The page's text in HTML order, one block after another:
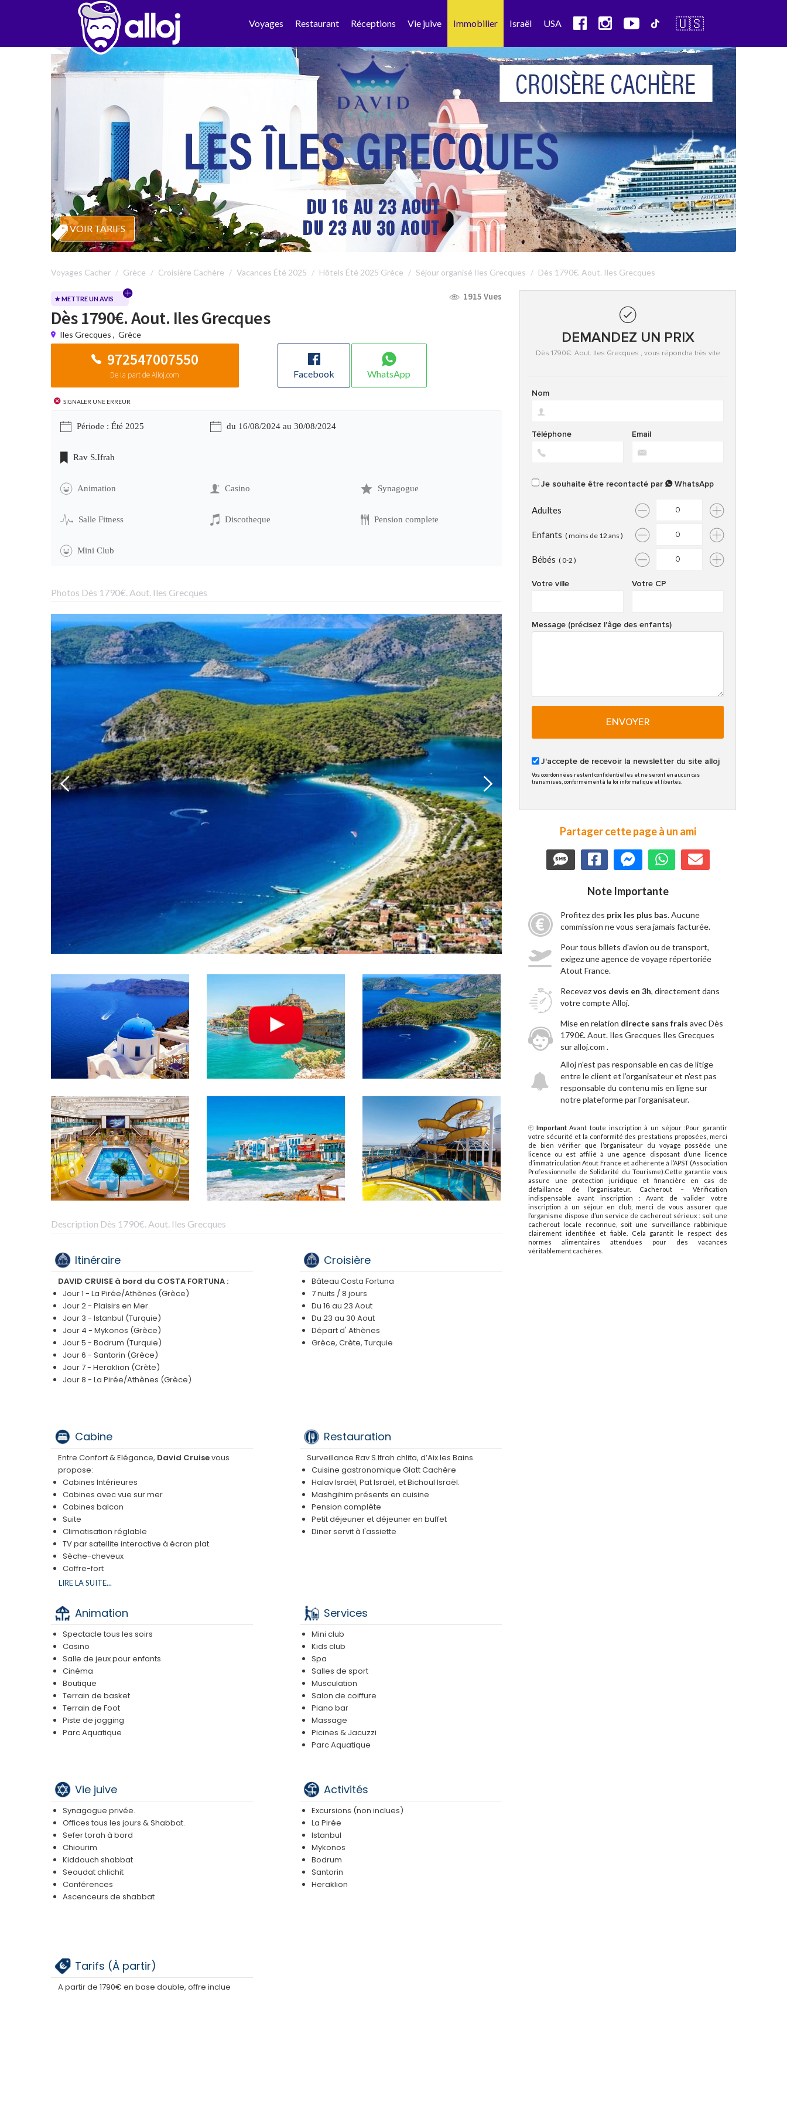
Voyages Restaurant Réceptions Vie juive Immobilier Israël USA 🇺🇸
VOIR TARIFS
Voyages Cacher Grèce Croisière Cachère Vacances Été 2025 Hôtels Été 2025 Grèce Séjour organisé Iles Grecques Dès 1790€. Aout. Iles Grecques
★ METTRE UN AVIS 1915 Vues
Dès 1790€. Aout. Iles Grecques
Iles Grecques , Grèce
972547007550
De la part de Alloj.com Facebook WhatsApp
Signaler une erreur
Période : Été 2025 du 16/08/2024 au 30/08/2024
Rav S.Ifrah
Animation Casino Synagogue
Salle Fitness Discotheque Pension complete
Mini Club
Photos Dès 1790€. Aout. Iles Grecques
Description Dès 1790€. Aout. Iles Grecques
Itinéraire
DAVID CRUISE à bord du COSTA FORTUNA :
Jour 1 - La Pirée/Athènes (Grèce)
Jour 2 - Plaisirs en Mer
Jour 3 - Istanbul (Turquie)
Jour 4 - Mykonos (Grèce)
Jour 5 - Bodrum (Turquie)
Jour 6 - Santorin (Grèce)
Jour 7 - Heraklion (Crète)
Jour 8 - La Pirée/Athènes (Grèce)
Croisière
Bâteau Costa Fortuna
7 nuits / 8 jours
Du 16 au 23 Aout
Du 23 au 30 Aout
Départ d' Athènes
Grèce, Crète, Turquie
Cabine
Entre Confort & Elégance, David Cruisevous
propose:
Cabines Intérieures
Cabines avec vue sur mer
Cabines balcon
Suite
Climatisation réglable
TV par satellite interactive à écran plat
Sèche-cheveux
Coffre-fort
Steward toujours disponible
Mini-bar et room-service 24h/24 (service
payant)
LIRE LA SUITE...
Restauration
Surveillance Rav S.Ifrah chlita, d’Aix les Bains.
Cuisine gastronomique Glatt Cachère
Halav Israël, Pat Israël, et Bichoul Israël.
Mashgihim présents en cuisine
Pension complète
Petit déjeuner et déjeuner en buffet
Diner servit à l'assiette
Animation
Spectacle tous les soirs
Casino
Salle de jeux pour enfants
Cinéma
Boutique
Terrain de basket
Terrain de Foot
Piste de jogging
Parc Aquatique
Services
Mini club
Kids club
Spa
Salles de sport
Musculation
Salon de coiffure
Piano bar
Massage
Picines & Jacuzzi
Parc Aquatique
Vie juive
Synagogue privée.
Offices tous les jours & Shabbat.
Sefer torah à bord
Chiourim
Kiddouch shabbat
Seoudat chlichit
Conférences
Ascenceurs de shabbat
Activités
Excursions (non inclues)
La Pirée
Istanbul
Mykonos
Bodrum
Santorin
Heraklion
Tarifs (À partir)
A partir de 1790€ en base double, offre inclue
DEMANDEZ UN PRIX
Dès 1790€. Aout. Iles Grecques , vous répondra très vite
Nom
Email
Téléphone
Je souhaite être recontacté par WhatsApp
Adultes
Enfants ( moins de 12 ans )
Bébés ( 0-2 )
Votre CP
Votre ville
Message (précisez l'âge des enfants)
ENVOYER
J'accepte de recevoir la newsletter du site alloj
Vos coordonnées restent confidentielles et ne seront en aucun cas
transmises, conformément à la loi informatique et libertés.
Partager cette page à un ami
Note Importante
Profitez des prix les plus bas. Aucune
commission ne vous sera jamais facturée.
Pour tous billets d'avion ou de transport,
exigez une agence de voyage répertoriée
Atout France.
Recevezvos devis en 3h, directement dans
votre compte Alloj.
Mise en relation directe sans frais avec Dès
1790€. Aout. Iles Grecques Iles Grecques
sur alloj.com .
Alloj n'est pas responsable en cas de litige
entre le client et l’organisateur et n'est pas
responsable du contenu mis en ligne sur
notre plateforme par l'organisateur.
ImportantAvant toute inscription à un séjour :Pour garantir
votre sécurité et la conformité des prestations proposées, merci
de bien vérifier que l’organisateur du voyage possède une
licence ou est affilié à une agence disposant d’une licence
d’immatriculation Atout France et adhérente à l’APST (Association
Professionnelle de Solidarité du Tourisme).Cette garantie vous
assure une protection juridique et financière en cas de
défaillance de l’organisateur. Cacherout – Vérification
indispensable avant inscription : Avant de valider votre
inscription à un séjour en club, merci de vous assurer que
l’organisme dispose d’un service de cacherout sérieux : soit une
cacherout locale reconnue, soit une surveillance rabbinique
clairement identifiée et fiable. Cela garantit le respect des
normes alimentaires attendues pour des vacances
véritablement cachères.